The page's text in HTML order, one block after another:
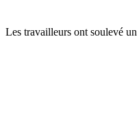
Les travailleurs ont soulevé